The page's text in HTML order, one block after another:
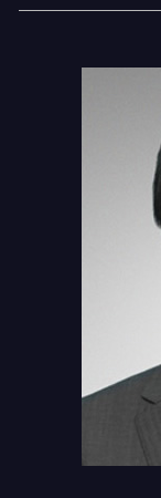
離婚 ロー
過失相殺
過失相殺
交通事故
任意整理
個人再生
債務整理
任意整理
債務 任意
新木場 過
勝どき相
勝どき 慰
新木場 交
勝どき 過
月島 慰謝
門前仲町
月島 相続
新木場 過
門前仲町